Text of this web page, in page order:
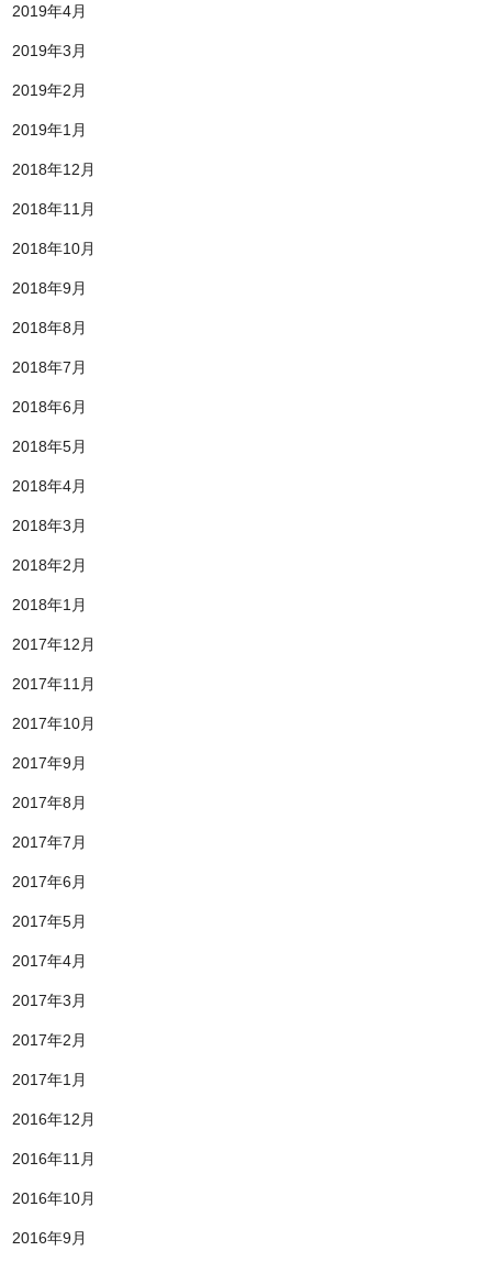
2019年4月
2019年3月
2019年2月
2019年1月
2018年12月
2018年11月
2018年10月
2018年9月
2018年8月
2018年7月
2018年6月
2018年5月
2018年4月
2018年3月
2018年2月
2018年1月
2017年12月
2017年11月
2017年10月
2017年9月
2017年8月
2017年7月
2017年6月
2017年5月
2017年4月
2017年3月
2017年2月
2017年1月
2016年12月
2016年11月
2016年10月
2016年9月